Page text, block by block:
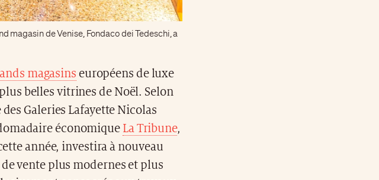
magasin de Venise, Fondaco dei Tedeschi, a
magasins européens de luxe
belles vitrines de Noël. Selon
Galeries Lafayette Nicolas
économique La Tribune,
année, investira à nouveau
vente plus modernes et plus